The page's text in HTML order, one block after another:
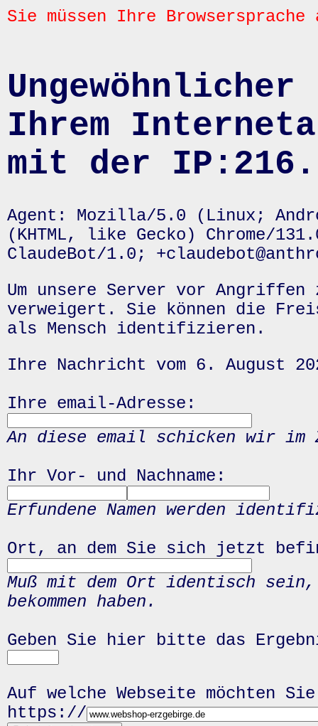
Sie müssen Ihre
Ihrem
mit der
Agent: Mozilla/5.0 (Linux;
(KHTML, like Gecko) Chrome/
ClaudeBot/1.0;
Um unsere Server vor
verweigert. Sie können die
als Mensch identifizieren.
Ihre Nachricht vom 6. August
Ihre email-Adresse:
An diese email schicken wir
Ihr Vor- und Nachname:
Erfundene Namen werden
Ort, an dem Sie sich jetzt
Muß mit dem Ort identisch
bekommen haben.
Geben Sie hier bitte das
Auf welche Webseite möchten
https://